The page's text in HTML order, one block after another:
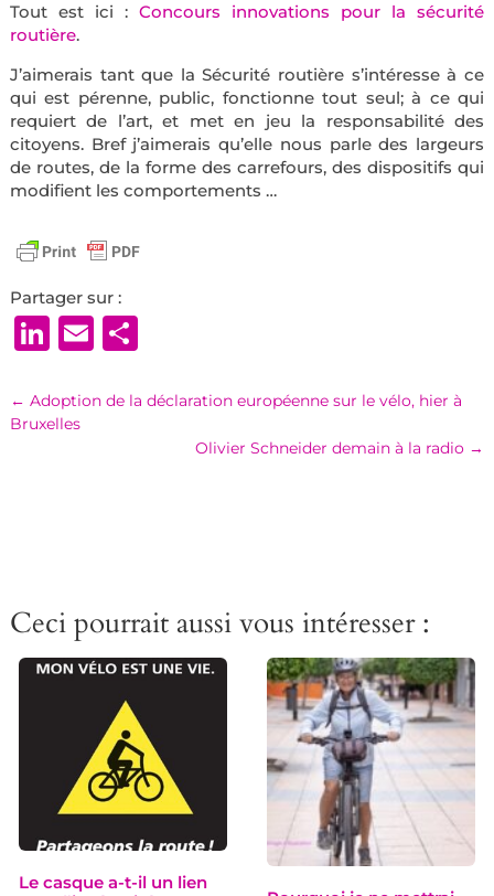
Tout est ici : Concours innovations pour la sécurité
routière.
J’aimerais tant que la Sécurité routière s’intéresse à ce
qui est pérenne, public, fonctionne tout seul; à ce qui
requiert de l’art, et met en jeu la responsabilité des
citoyens. Bref j’aimerais qu’elle nous parle des largeurs
de routes, de la forme des carrefours, des dispositifs qui
modifient les comportements …
Partager sur :
LinkedIn
EmailPartager
← Adoption de la déclaration européenne sur le vélo, hier à
Bruxelles
Olivier Schneider demain à la radio →
Ceci pourrait aussi vous intéresser :
Le casque a-t-il un lien